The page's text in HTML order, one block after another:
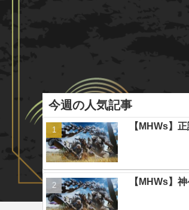
今週の人気記事
【MHWs】
【MHWs】